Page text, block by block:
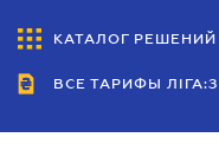
КАТАЛОГ РЕШЕНИЙ
ВСЕ ТАРИФЫ